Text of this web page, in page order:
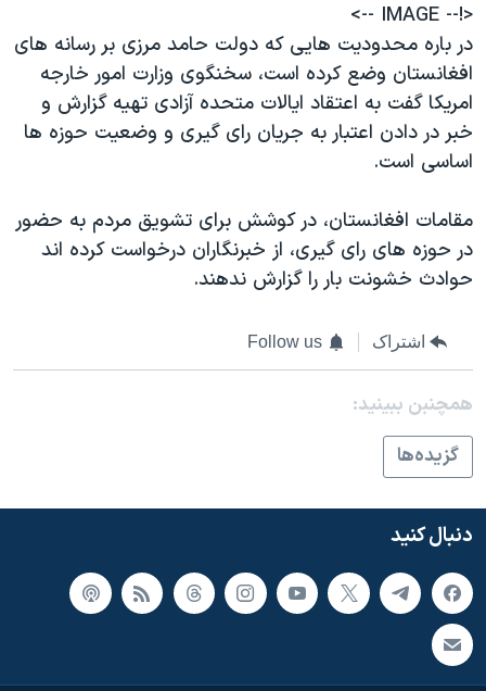
<!-- IMAGE -->
در باره محدودیت هایی که دولت حامد مرزی بر رسانه های
افغانستان وضع کرده است، سخنگوی وزارت امور خارجه
امریکا گفت به اعتقاد ایالات متحده آزادی تهیه گزارش و
خبر در دادن اعتبار به جریان رای گیری و وضعیت حوزه ها
اساسی است.
مقامات افغانستان، در کوشش برای تشویق مردم به حضور
در حوزه های رای گیری، از خبرنگاران درخواست کرده اند
حوادث خشونت بار را گزارش ندهند.
اشتراک Follow us
همچنبن ببینید:
گزيده‌ها
دنبال کنید